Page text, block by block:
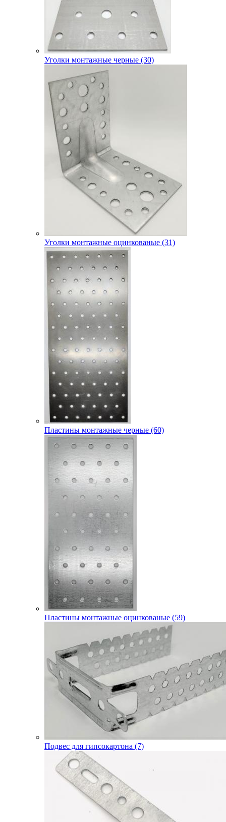
Уголки монтажные черные (30)
Уголки монтажные оцинкованые (31)
Пластины монтажные черные (60)
Пластины монтажные оцинкованые (59)
Подвес для гипсокартона (7)